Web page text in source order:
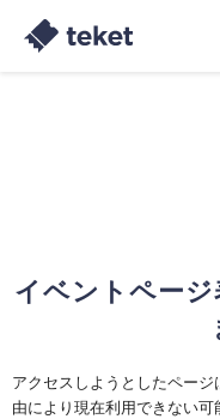
イベントペー
アクセスしようとしたペー
由により現在利用できない